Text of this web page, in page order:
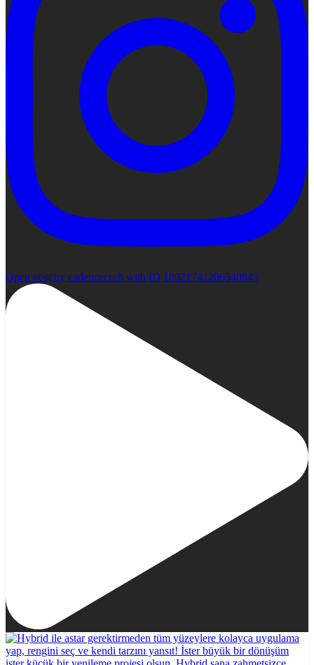
Open post by cadencecraft with ID 18021741206540843